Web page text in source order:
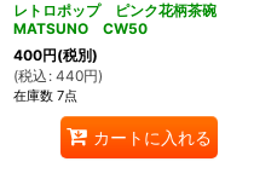
レトロポップ ピンク花柄茶碗
MATSUNO CW50
400円(税別)
(税込 : 440円)
在庫数 7点
カートに入れる